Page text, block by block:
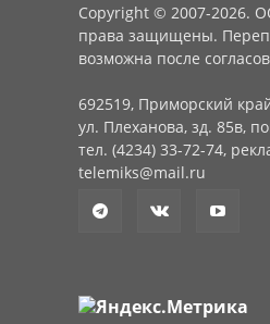
Copyright © 2007-2026.
права защищены.
возможна после
692519, Приморский
ул. Плеханова, зд. 85в,
тел. (4234) 33-72-74,
telemiks@mail.ru